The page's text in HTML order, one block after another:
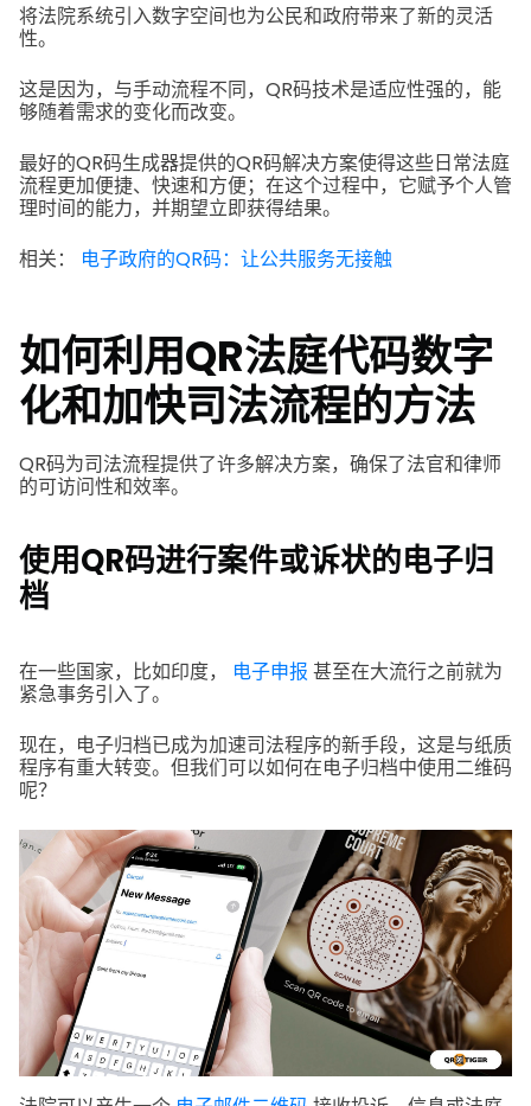
将法院系统引入数字空间也为公民和政府带来了新的灵活
性。
这是因为，与手动流程不同，QR码技术是适应性强的，能
够随着需求的变化而改变。
最好的QR码生成器提供的QR码解决方案使得这些日常法庭
流程更加便捷、快速和方便；在这个过程中，它赋予个人管
理时间的能力，并期望立即获得结果。
相关： 电子政府的QR码：让公共服务无接触
如何利用QR法庭代码数字
化和加快司法流程的方法
QR码为司法流程提供了许多解决方案，确保了法官和律师
的可访问性和效率。
使用QR码进行案件或诉状的电子归
档
在一些国家，比如印度， 电子申报 甚至在大流行之前就为
紧急事务引入了。
现在，电子归档已成为加速司法程序的新手段，这是与纸质
程序有重大转变。但我们可以如何在电子归档中使用二维码
呢？